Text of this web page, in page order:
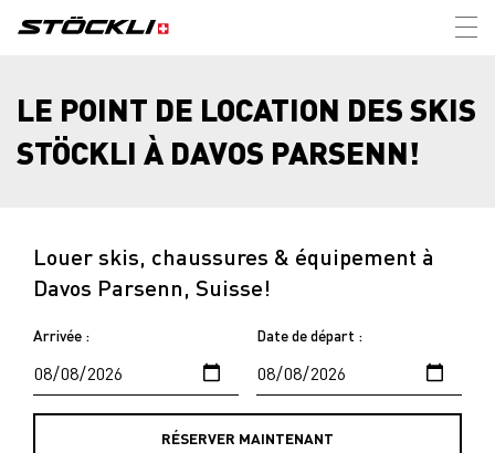
Louer skis, chaussures & équipement à
Davos Parsenn, Suisse!
Arrivée : Date de départ :
RÉSERVER MAINTENANT
LE POINT DE LOCATION DES SKIS
STÖCKLI À DAVOS PARSENN!